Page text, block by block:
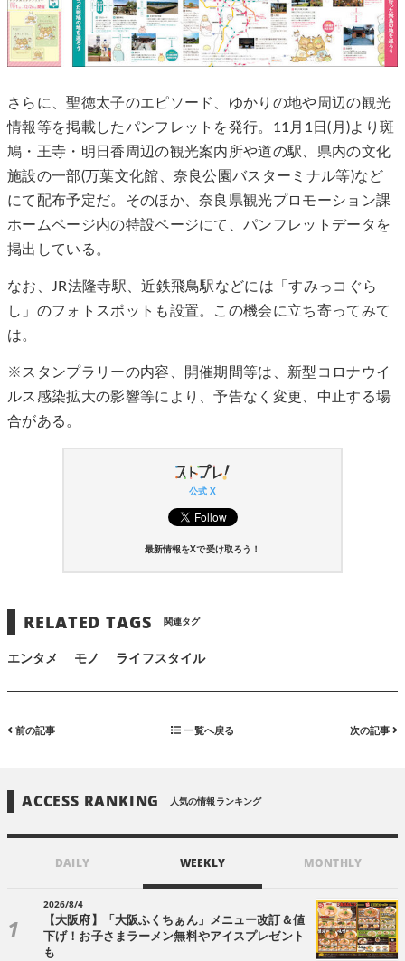
さらに、聖徳太子のエピソード、ゆかりの地や周辺の観光
情報等を掲載したパンフレットを発行。11月1日(月)より斑
鳩・王寺・明日香周辺の観光案内所や道の駅、県内の文化
施設の一部(万葉文化館、奈良公園バスターミナル等)など
にて配布予定だ。そのほか、奈良県観光プロモーション課
ホームページ内の特設ページにて、パンフレットデータを
掲出している。
なお、JR法隆寺駅、近鉄飛鳥駅などには「すみっコぐら
し」のフォトスポットも設置。この機会に立ち寄ってみて
は。
※スタンプラリーの内容、開催期間等は、新型コロナウイ
ルス感染拡大の影響等により、予告なく変更、中止する場
合がある。
公式 X
最新情報をXで受け取ろう！
RELATED TAGS 関連タグ
エンタメ モノ ライフスタイル
前の記事 一覧へ戻る 次の記事
ACCESS RANKING 人気の情報ランキング
DAILY WEEKLY MONTHLY
2026/8/4
【大阪府】「大阪ふくちぁん」メニュー改訂＆値
下げ！お子さまラーメン無料やアイスプレゼント
も